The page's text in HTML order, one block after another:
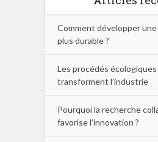
Comment développer
plus durable ?
Les procédés
transforment l’industrie
Pourquoi la recherche
favorise l’innovation ?